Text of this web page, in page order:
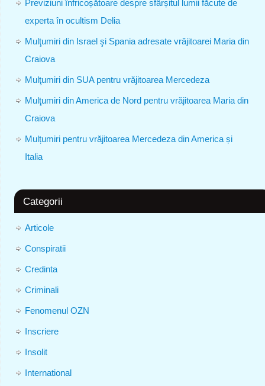
Previziuni înfricoșătoare despre sfârșitul lumii făcute de
experta în ocultism Delia
Mulţumiri din Israel şi Spania adresate vrăjitoarei Maria din
Craiova
Mulţumiri din SUA pentru vrăjitoarea Mercedeza
Mulţumiri din America de Nord pentru vrăjitoarea Maria din
Craiova
Mulțumiri pentru vrăjitoarea Mercedeza din America și
Italia
Categorii
Articole
Conspiratii
Credinta
Criminali
Fenomenul OZN
Inscriere
Insolit
International